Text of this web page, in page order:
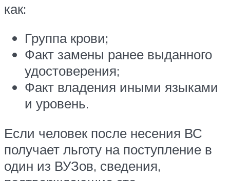
как:
Группа крови;
Факт замены ранее выданного
удостоверения;
Факт владения иными языками
и уровень.
Если человек после несения ВС
получает льготу на поступление в
один из ВУЗов, сведения,